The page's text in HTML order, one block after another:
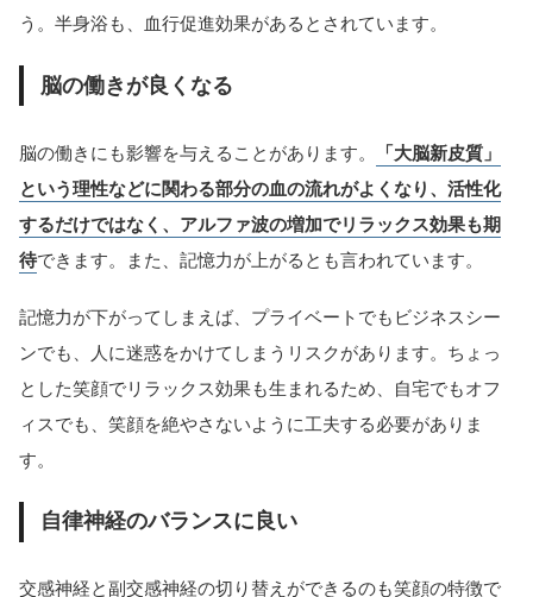
う。半身浴も、血行促進効果があるとされています。
脳の働きが良くなる
脳の働きにも影響を与えることがあります。
「大脳新皮質」
という理性などに関わる部分の血の流れがよくなり、活性化
するだけではなく、アルファ波の増加でリラックス効果も期
待できます。また、記憶力が上がるとも言われています。
記憶力が下がってしまえば、プライベートでもビジネスシー
ンでも、人に迷惑をかけてしまうリスクがあります。ちょっ
とした笑顔でリラックス効果も生まれるため、自宅でもオフ
ィスでも、笑顔を絶やさないように工夫する必要がありま
す。
自律神経のバランスに良い
交感神経と副交感神経の切り替えができるのも笑顔の特徴で